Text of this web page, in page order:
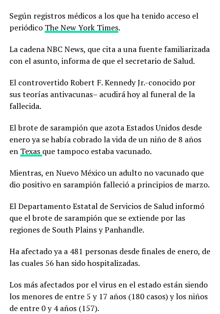
Según registros médicos a los que ha tenido acceso el
periódico The New York Times.
La cadena NBC News, que cita a una fuente familiarizada
con el asunto, informa de que el secretario de Salud.
El controvertido Robert F. Kennedy Jr.-conocido por
sus teorías antivacunas– acudirá hoy al funeral de la
fallecida.
El brote de sarampión que azota Estados Unidos desde
enero ya se había cobrado la vida de un niño de 8 años
en Texas que tampoco estaba vacunado.
Mientras, en Nuevo México un adulto no vacunado que
dio positivo en sarampión falleció a principios de marzo.
El Departamento Estatal de Servicios de Salud informó
que el brote de sarampión que se extiende por las
regiones de South Plains y Panhandle.
Ha afectado ya a 481 personas desde finales de enero, de
las cuales 56 han sido hospitalizadas.
Los más afectados por el virus en el estado están siendo
los menores de entre 5 y 17 años (180 casos) y los niños
de entre 0 y 4 años (157).